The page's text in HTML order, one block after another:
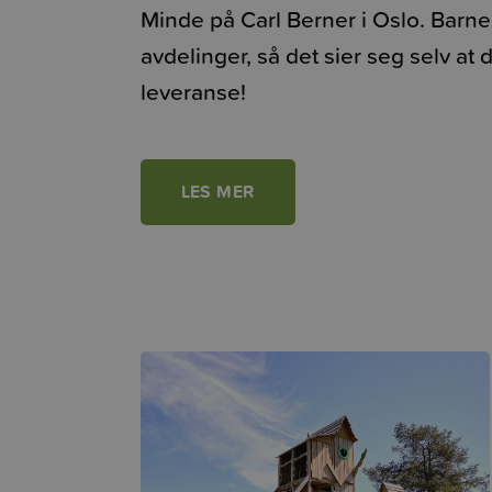
Minde på Carl Berner i Oslo.
avdelinger, så det sier seg selv at
leveranse!
LES MER